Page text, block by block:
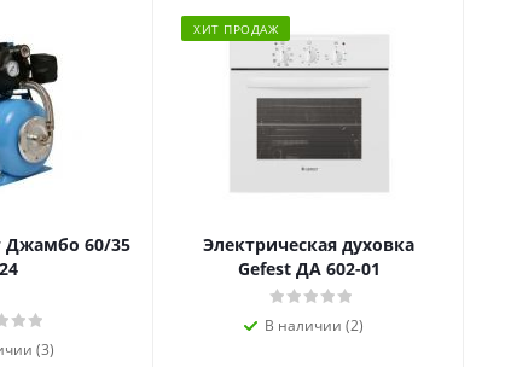
Джамбо 60/35
(3)
ХИТ ПРОДАЖ
Электрическая духовка
Gefest ДА 602-01
В наличии (2)